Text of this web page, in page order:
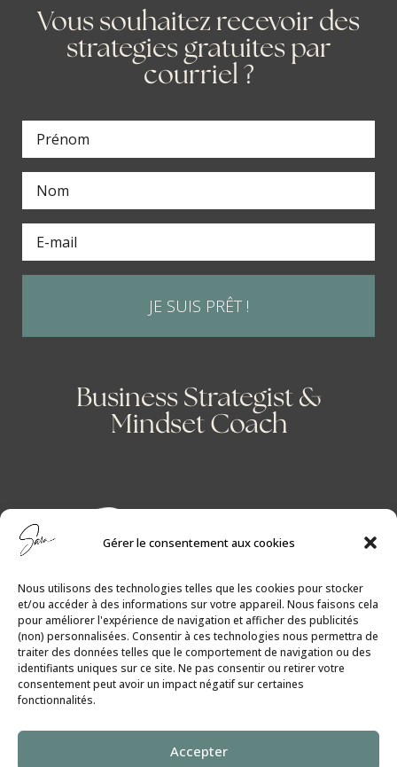
Gérer le consentement aux cookies
Nous utilisons des technologies telles que les cookies pour stocker
et/ou accéder à des informations sur votre appareil. Nous faisons cela
pour améliorer l'expérience de navigation et afficher des publicités
(non) personnalisées. Consentir à ces technologies nous permettra de
traiter des données telles que le comportement de navigation ou des
identifiants uniques sur ce site. Ne pas consentir ou retirer votre
consentement peut avoir un impact négatif sur certaines
fonctionnalités.
Accepter
Vous souhaitez recevoir des
strategies gratuites par
courriel ?
JE SUIS PRÊT !
Business Strategist &
Mindset Coach
Politique de Cookies│Politique de
Confidentialité